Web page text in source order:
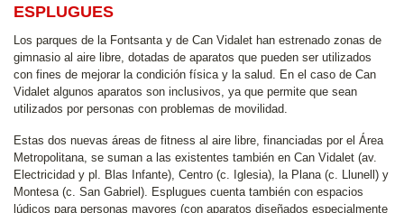
ESPLUGUES
Los parques de la Fontsanta y de Can Vidalet han estrenado zonas de
gimnasio al aire libre, dotadas de aparatos que pueden ser utilizados
con fines de mejorar la condición física y la salud. En el caso de Can
Vidalet algunos aparatos son inclusivos, ya que permite que sean
utilizados por personas con problemas de movilidad.
Estas dos nuevas áreas de fitness al aire libre, financiadas por el Área
Metropolitana, se suman a las existentes también en Can Vidalet (av.
Electricidad y pl. Blas Infante), Centro (c. Iglesia), la Plana (c. Llunell) y
Montesa (c. San Gabriel). Esplugues cuenta también con espacios
lúdicos para personas mayores (con aparatos diseñados especialmente